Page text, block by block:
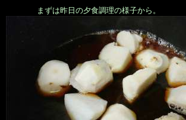
まずは昨日の夕食調理の様子から。